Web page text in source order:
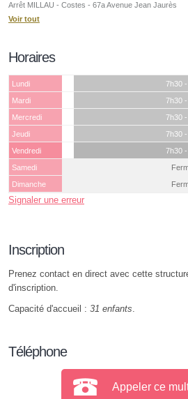
Arrêt MILLAU - Costes - 67a Avenue Jean Jaurès
Voir tout
Horaires
Lundi
7h30
Mardi
7h30
Mercredi
7h30
Jeudi
7h30
Vendredi
7h30
Samedi
Dimanche
Signaler une erreur
Inscription
Prenez contact en direct avec cette
d'inscription.
Capacité d'accueil : 31 enfants.
Téléphone
Appeler ce